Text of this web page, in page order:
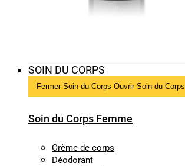
SOIN DU CORPS
Fermer Soin du Corps Ouvrir Soin du Corps
Soin du Corps Femme
Crème de corps
Déodorant